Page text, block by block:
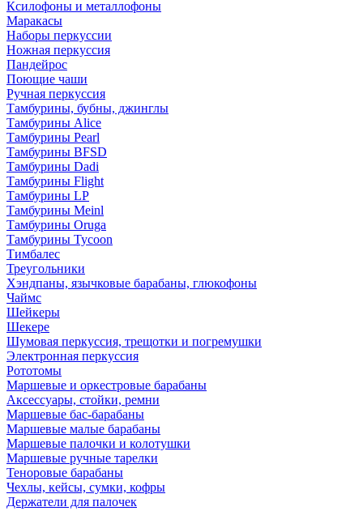
Ксилофоны и металлофоны
Маракасы
Наборы перкуссии
Ножная перкуссия
Пандейрос
Поющие чаши
Ручная перкуссия
Тамбурины, бубны, джинглы
Тамбурины Alice
Тамбурины Pearl
Тамбурины BFSD
Тамбурины Dadi
Тамбурины Flight
Тамбурины LP
Тамбурины Meinl
Тамбурины Oruga
Тамбурины Tycoon
Тимбалес
Треугольники
Хэндпаны, язычковые барабаны, глюкофоны
Чаймс
Шейкеры
Шекере
Шумовая перкуссия, трещотки и погремушки
Электронная перкуссия
Рототомы
Маршевые и оркестровые барабаны
Аксессуары, стойки, ремни
Маршевые бас-барабаны
Маршевые малые барабаны
Маршевые палочки и колотушки
Маршевые ручные тарелки
Теноровые барабаны
Чехлы, кейсы, сумки, кофры
Держатели для палочек